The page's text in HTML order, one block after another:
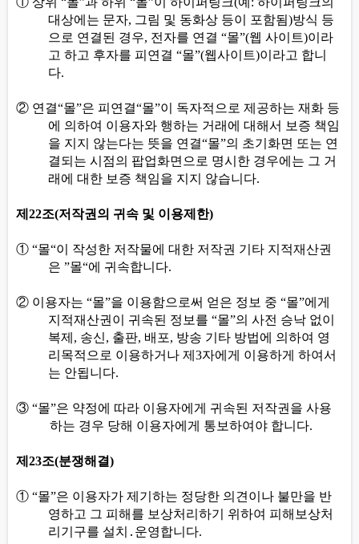
대상에는 문자, 그림 및 동화상 등이 포함됨)방식 등
으로 연결된 경우, 전자를 연결“몰”(웹 사이트)이라
고 하고 후자를 피연결“몰”(웹사이트)이라고 합니
다.
② 연결“몰”은 피연결“몰”이 독자적으로 제공하는 재화 등
에 의하여 이용자와 행하는 거래에 대해서 보증 책임
을 지지 않는다는 뜻을 연결“몰”의 초기화면 또는 연
결되는 시점의 팝업화면으로 명시한 경우에는 그 거
래에 대한 보증 책임을 지지 않습니다.
제 22조(저작권의 귀속 및 이용제한)
① “몰“이 작성한 저작물에 대한 저작권 기타 지적재산권
은”몰“에 귀속합니다.
② 이용자는 “몰”을 이용함으로써 얻은 정보 중 “몰”에게
지적재산권이 귀속된 정보를“몰”의 사전 승낙 없이
복제 , 송신, 출판, 배포, 방송 기타 방법에 의하여 영
리목적으로 이용하거나 제3자에게 이용하게 하여서
는 안됩니다.
③ “몰”은 약정에 따라 이용자에게 귀속된 저작권을 사용
하는 경우 당해 이용자에게 통보하여야 합니다.
제 23조(분쟁해결)
① “몰”은 이용자가 제기하는 정당한 의견이나 불만을 반
영하고 그 피해를 보상처리하기 위하여 피해보상처
리기구를 설치 ․ 운영합니다.